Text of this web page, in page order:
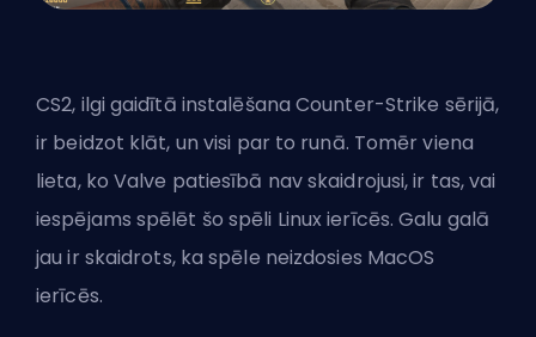
CS2, ilgi gaidītā instalēšana Counter-Strike sērijā,
ir beidzot klāt, un visi par to runā. Tomēr viena
lieta, ko Valve patiesībā nav skaidrojusi, ir tas, vai
iespējams spēlēt šo spēli Linux ierīcēs. Galu galā
jau ir skaidrots, ka spēle neizdosies MacOS
ierīcēs.